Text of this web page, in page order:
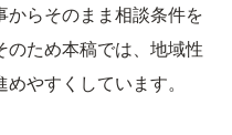
からそのまま相談条件を
のため本稿では、地域性
やすくしています。